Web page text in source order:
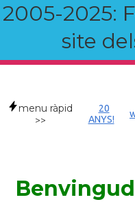
2005-2025:
site
menu ràpid
>>
20
ANYS!